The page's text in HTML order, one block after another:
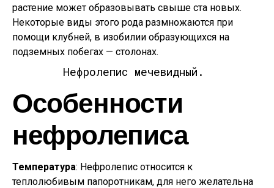
растение может образовывать свыше ста новых.
Некоторые виды этого рода размножаются при
помощи клубней, в изобилии образующихся на
подземных побегах — столонах.
Нефролепис мечевидный.
Особенности
нефролеписа
Температура: Нефролепис относится к
теплолюбивым папоротникам, для него желательна